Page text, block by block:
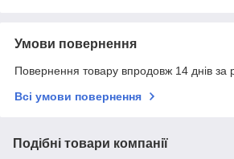
Умови повернення
Повернення товару впродовж 14 днів за
Всі умови повернення
Подібні товари компанії